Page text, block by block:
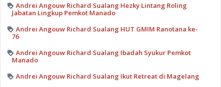
Andrei Angouw Richard Sualang Hezky Lintang Roling
Jabatan Lingkup Pemkot Manado
Andrei Angouw Richard Sualang HUT GMIM Ranotana ke-
76
Andrei Angouw Richard Sualang Ibadah Syukur Pemkot
Manado
Andrei Angouw Richard Sualang Ikut Retreat di Magelang